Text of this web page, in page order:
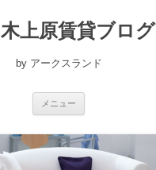
上原賃貸ブログ
by アークスランド
メニュー